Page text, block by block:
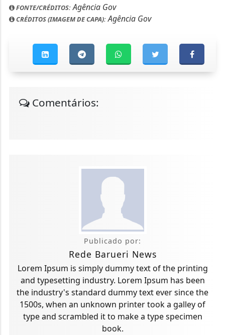
FONTE/CRÉDITOS:Agência Gov
CRÉDITOS (IMAGEM DE CAPA):Agência Gov
Comentários:
Publicado por:
Rede Barueri News
Lorem Ipsum is simply dummy text of the printing
and typesetting industry. Lorem Ipsum has been
the industry's standard dummy text ever since the
1500s, when an unknown printer took a galley of
type and scrambled it to make a type specimen
book.